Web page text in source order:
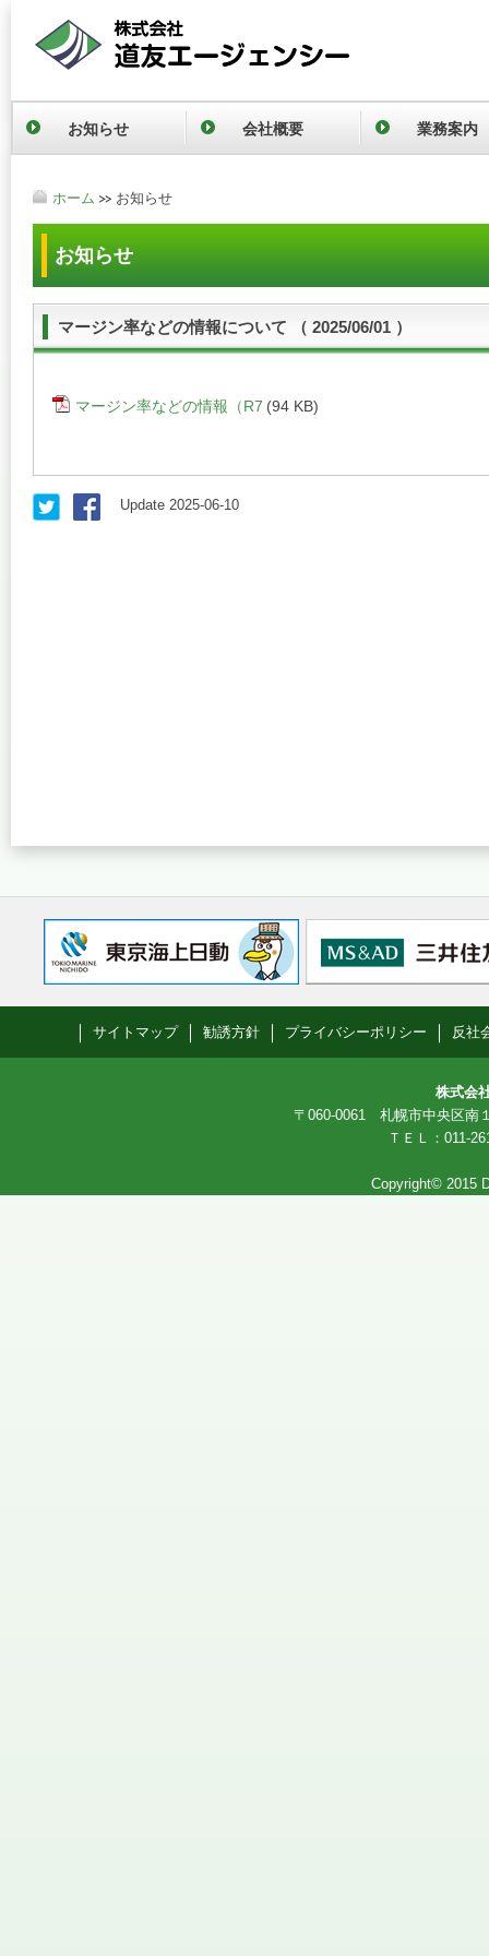
お知らせ 会社概要 業務案内
ホーム お知らせ
お知らせ
マージン率などの情報について （ 2025/06/01 ）
マージン率などの情報（R7 (94 KB)
Update 2025-06-10
｜ サイトマップ ｜ 勧誘方針 ｜ プライバシーポリシー ｜ 反社
株式会
〒060-0061 札幌市中央区南
ＴＥＬ：011-
Copyright© 2015